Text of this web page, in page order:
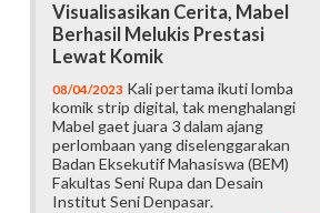
Visualisasikan Cerita, Mabel
Berhasil Melukis Prestasi
Lewat Komik
08/04/2023 Kali pertama ikuti lomba
komik strip digital, tak menghalangi
Mabel gaet juara 3 dalam ajang
perlombaan yang diselenggarakan
Badan Eksekutif Mahasiswa (BEM)
Fakultas Seni Rupa dan Desain
Institut Seni Denpasar.